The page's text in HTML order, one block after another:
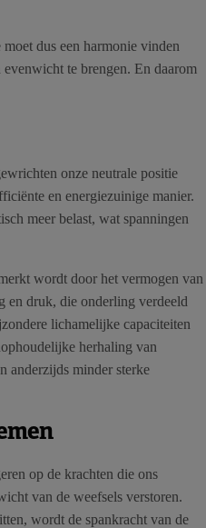
dus een harmonie vinden
te brengen. En daarom
onze neutrale positie
en energiezuinige manier.
meer belast, wat spanningen
wordt door het vermogen van
en druk, die onderling verdeeld
lichamelijke capaciteiten
herhaling van
anderzijds minder sterke
op de krachten die ons
van de weefsels verstoren.
wordt de spankracht van de